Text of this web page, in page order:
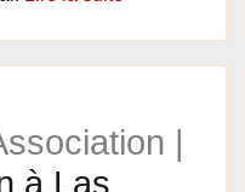
|
à Las